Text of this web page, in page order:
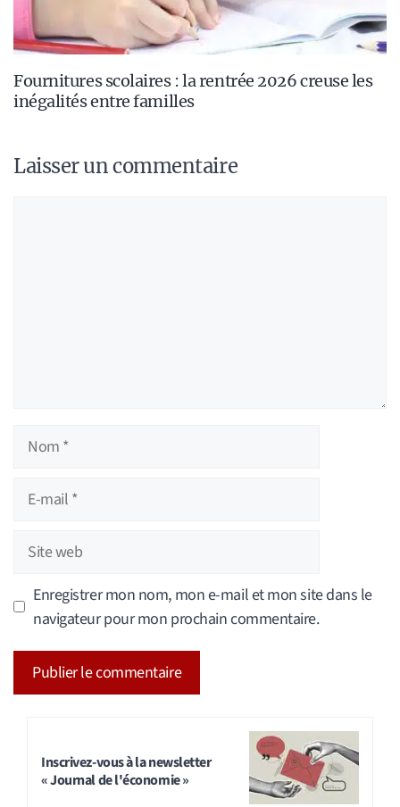
Fournitures scolaires : la rentrée 2026 creuse les
inégalités entre familles
Laisser un commentaire
Nom
Site
web
Enregistrer mon nom, mon e-mail et mon site dans le
navigateur pour mon prochain commentaire.
Inscrivez-vous à la newsletter
« Journal de l'économie »